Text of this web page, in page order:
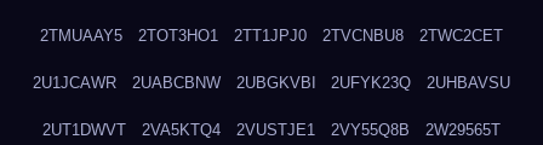
2TMUAAY5 2TOT3HO1 2TT1JPJ0 2TVCNBU8 2TWC2CET
2U1JCAWR 2UABCBNW 2UBGKVBI 2UFYK23Q 2UHBAVSU
2UT1DWVT 2VA5KTQ4 2VUSTJE1 2VY55Q8B 2W29565T